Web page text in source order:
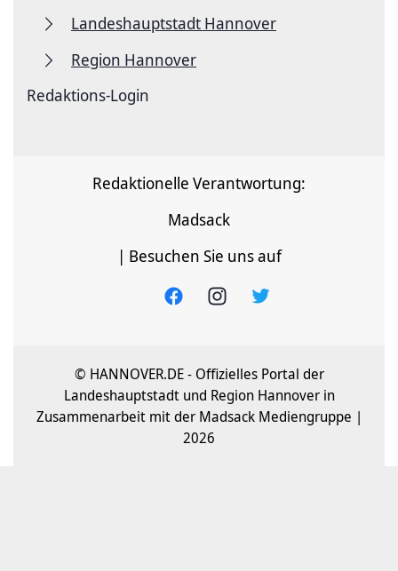
Landeshauptstadt Hannover
Region Hannover
Redaktions-Login
Redaktionelle Verantwortung:
Madsack
| Besuchen Sie uns auf
© HANNOVER.DE - Offizielles Portal der
Landeshauptstadt und Region Hannover in
Zusammenarbeit mit der Madsack Mediengruppe |
2026